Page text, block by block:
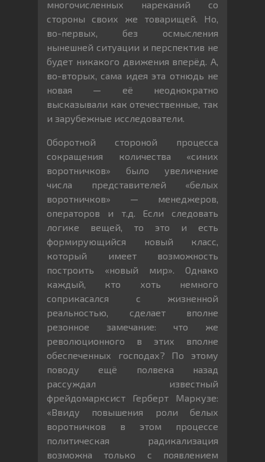
многочисленных нареканий со
стороны своих же товарищей. Но,
во-первых, без осмысления
нынешней ситуации и перспектив не
будет никакого движения вперёд. А,
во-вторых, сама идея эта отнюдь не
новая — её неоднократно
высказывали как отечественные, так
и зарубежные исследователи.
Оборотной стороной процесса
сокращения количества «синих
воротничков» было увеличение
числа представителей «белых
воротничков» — менеджеров,
операторов и т.д. Если следовать
логике вещей, то это и есть
формирующийся новый класс,
который имеет возможность
построить «новый мир». Однако
каждый, кто хоть немного
соприкасался с жизненной
реальностью, сделает вполне
резонное замечание: что же
революционного в этих вполне
обеспеченных господах? По этому
поводу ещё полвека назад
рассуждал известный
фрейдомарксист Герберт Маркузе:
«Ввиду повышения роли белых
воротничков в этом процессе
политическая радикализация
возможна только с появлением